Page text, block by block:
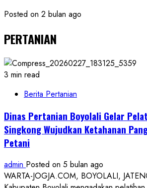
Posted on 2 bulan ago
PERTANIAN
3 min read
Berita Pertanian
Dinas Pertanian Boyolali Gelar
Singkong Wujudkan Ketahanan
Petani
admin Posted on 5 bulan ago
WARTA-JOGJA.COM, BOYOLALI,